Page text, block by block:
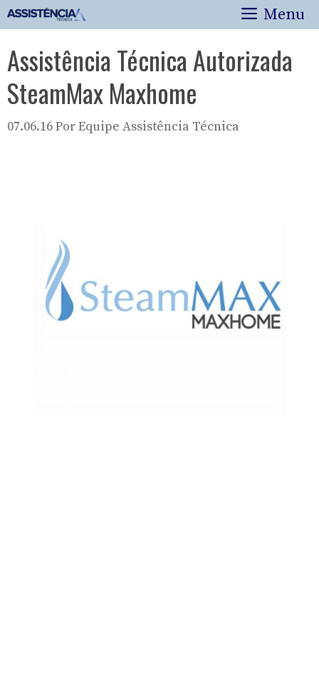
Pular
para
conteúdo
Menu
Assistência Técnica Autorizada
SteamMax Maxhome
07.06.16PorEquipe Assistência Técnica